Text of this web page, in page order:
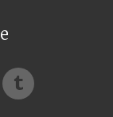
LinkedIn
Tumblr